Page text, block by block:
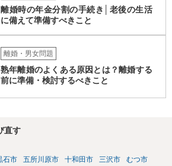
離婚時の年金分割の手続き│老後の生活
に備えて準備すべきこと
離婚・男女問題
熟年離婚のよくある原因とは？離婚する
前に準備・検討するべきこと
直す
石市 五所川原市 十和田市 三沢市
むつ市